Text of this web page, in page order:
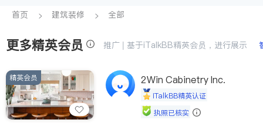
教育
非盈利组织
首页 建筑装修 全部
更多精英会员 推广 | 基于iTalkBB精英会员，进行展示
精英会员 2Win Cabinetry Inc.
iTalkBB精英认证
执照已核实